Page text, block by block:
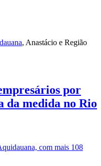
, Anastácio e Região
por
da medida no Rio